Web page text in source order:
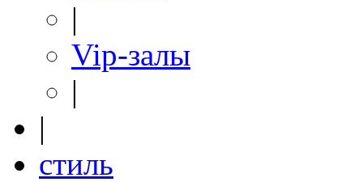
|
Vip-залы
|
|
стиль